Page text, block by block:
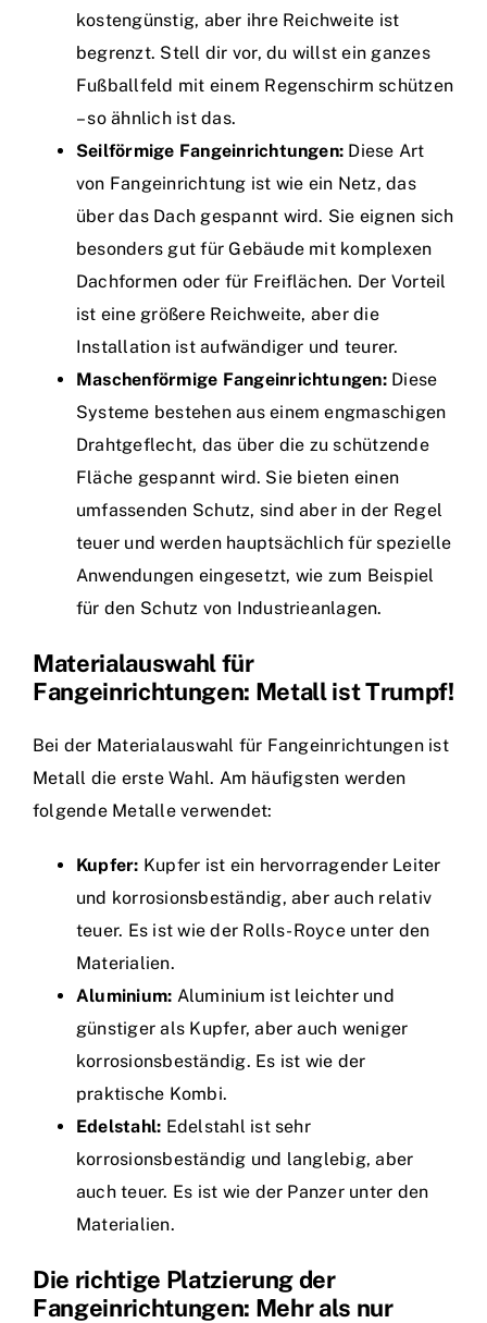
kostengünstig, aber ihre Reichweite ist
begrenzt. Stell dir vor, du willst ein ganzes
Fußballfeld mit einem Regenschirm schützen
– so ähnlich ist das.
Seilförmige Fangeinrichtungen: Diese Art
von Fangeinrichtung ist wie ein Netz, das
über das Dach gespannt wird. Sie eignen sich
besonders gut für Gebäude mit komplexen
Dachformen oder für Freiflächen. Der Vorteil
ist eine größere Reichweite, aber die
Installation ist aufwändiger und teurer.
Maschenförmige Fangeinrichtungen:Diese
Systeme bestehen aus einem engmaschigen
Drahtgeflecht, das über die zu schützende
Fläche gespannt wird. Sie bieten einen
umfassenden Schutz, sind aber in der Regel
teuer und werden hauptsächlich für spezielle
Anwendungen eingesetzt, wie zum Beispiel
für den Schutz von Industrieanlagen.
Materialauswahl für
Fangeinrichtungen: Metall ist Trumpf!
Bei der Materialauswahl für Fangeinrichtungen ist
Metall die erste Wahl. Am häufigsten werden
folgende Metalle verwendet:
Kupfer: Kupfer ist ein hervorragender Leiter
und korrosionsbeständig, aber auch relativ
teuer. Es ist wie der Rolls-Royce unter den
Materialien.
Aluminium: Aluminium ist leichter und
günstiger als Kupfer, aber auch weniger
korrosionsbeständig. Es ist wie der
praktische Kombi.
Edelstahl: Edelstahl ist sehr
korrosionsbeständig und langlebig, aber
auch teuer. Es ist wie der Panzer unter den
Materialien.
Die richtige Platzierung der
Fangeinrichtungen: Mehr als nur